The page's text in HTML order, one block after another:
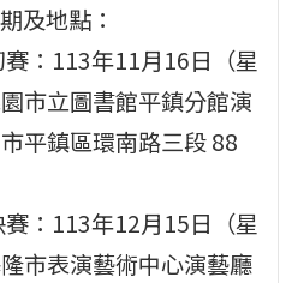
及地點：
賽：113年11月16日（星
市立圖書館平鎮分館演
平鎮區環南路三段 88
賽：113年12月15日（星
市表演藝術中心演藝廳